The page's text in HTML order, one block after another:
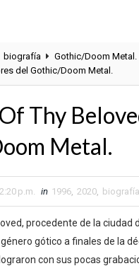
biografía Gothic/Doom Metal.
del Gothic/Doom Metal.
Thy
Metal.
2:20 p.m. in 1996, 2020, biografía
procedente de la ciudad
gótico a finales de la
con sus pocas